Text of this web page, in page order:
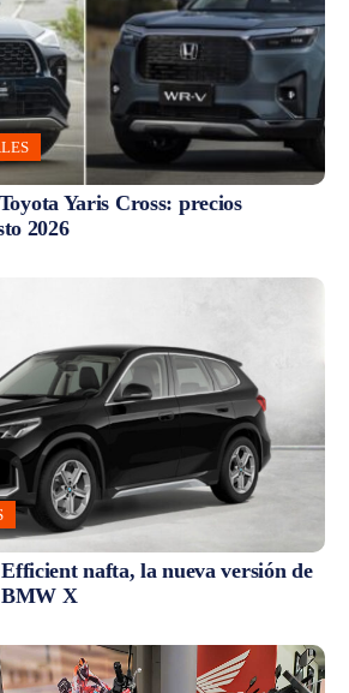
Yaris Cross: precios
2026
nafta, la nueva versión de
BMW X